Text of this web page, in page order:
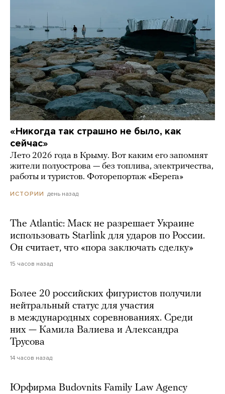
«Никогда так страшно не было, как
сейчас»
Лето 2026 года в Крыму. Вот каким его запомнят
жители полуострова — без топлива, электричества,
работы и туристов. Фоторепортаж «Берега»
ИСТОРИИ день назад
The Atlantic: Маск не разрешает Украине
использовать Starlink для ударов по России.
Он считает, что «пора заключать сделку»
15 часов назад
Более 20 российских фигуристов получили
нейтральный статус для участия
в международных соревнованиях. Среди
них — Камила Валиева и Александра
Трусова
14 часов назад
Юрфирма Budovnits Family Law Agency